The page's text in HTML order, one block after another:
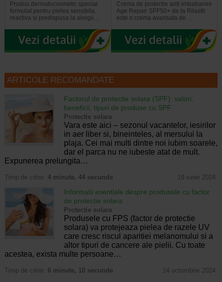
Produs dermatocosmetic special
formulat pentru pielea sensibila,
reactiva si predispusa la alergii…
Crema de protectie anti-imbatranire
Age Repair SPF50+ de la Rilastil
este o crema avansata de…
ARTICOLE RECOMANDATE
Factorul de protectie solara (SPF): valori,
beneficii, tipuri de produse cu SPF
Protectie solara
Vara este aici – sezonul vacantelor, iesirilor
in aer liber si, bineinteles, al mersului la
plaja. Cei mai multi dintre noi iubim soarele,
dar el parca nu ne iubeste atat de mult.
Expunerea prelungita…
Timp de citire: 4 minute, 44 secunde 19 iunie 2024
Informatii esentiale despre produsele cu factor
de protectie solara
Protectie solara
Produsele cu FPS (factor de protectie
solara) va protejeaza pielea de razele UV
care cresc riscul aparitiei melanomului si a
altor tipuri de cancere ale pielii. Cu toate
acestea, exista multe persoane…
Timp de citire: 6 minute, 10 secunde 14 octombrie 2024